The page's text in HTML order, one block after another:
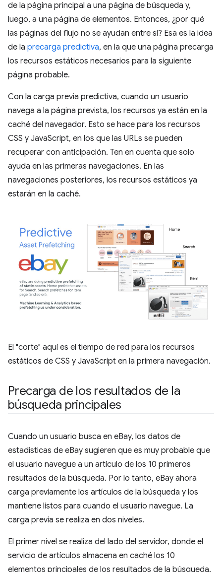
de la página principal a una página de búsqueda y,
luego, a una página de elementos. Entonces, ¿por qué
las páginas del flujo no se ayudan entre sí? Esa es la idea
de la precarga predictiva, en la que una página precarga
los recursos estáticos necesarios para la siguiente
página probable.
Con la carga previa predictiva, cuando un usuario
navega a la página prevista, los recursos ya están en la
caché del navegador. Esto se hace para los recursos
CSS y JavaScript, en los que las URLs se pueden
recuperar con anticipación. Ten en cuenta que solo
ayuda en las primeras navegaciones. En las
navegaciones posteriores, los recursos estáticos ya
estarán en la caché.
El "corte" aquí es el tiempo de red para los recursos
estáticos de CSS y JavaScript en la primera navegación.
Precarga de los resultados de la
búsqueda principales
Cuando un usuario busca en eBay, los datos de
estadísticas de eBay sugieren que es muy probable que
el usuario navegue a un artículo de los 10 primeros
resultados de la búsqueda. Por lo tanto, eBay ahora
carga previamente los artículos de la búsqueda y los
mantiene listos para cuando el usuario navegue. La
carga previa se realiza en dos niveles.
El primer nivel se realiza del lado del servidor, donde el
servicio de artículos almacena en caché los 10
elementos principales de los resultados de la búsqueda.